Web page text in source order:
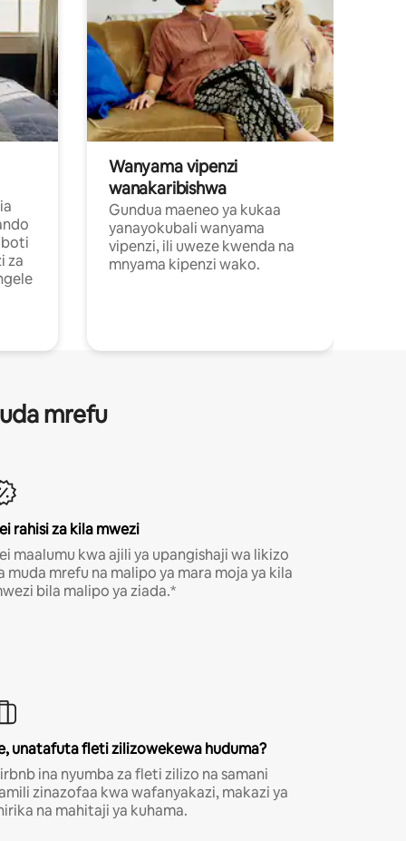
boti
za
Wanyama vipenzi
wanakaribishwa
Gundua maeneo ya kukaa
yanayokubali wanyama
vipenzi, ili uweze kwenda na
mnyama kipenzi wako.
mrefu
rahisi za kila mwezi
maalumu kwa ajili ya upangishaji wa likizo
muda mrefu na malipo ya mara moja ya kila
bila malipo ya ziada.*
unatafuta fleti zilizowekewa huduma?
ina nyumba za fleti zilizo na samani
zinazofaa kwa wafanyakazi, makazi ya
na mahitaji ya kuhama.